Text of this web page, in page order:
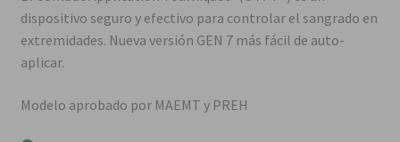
original actual
dispositivo seguro y efectivo para controlar el sangrado en
extremidades. Nueva versión GEN 7 más fácil de auto-
aplicar.
Modelo aprobado por MAEMT y PREH